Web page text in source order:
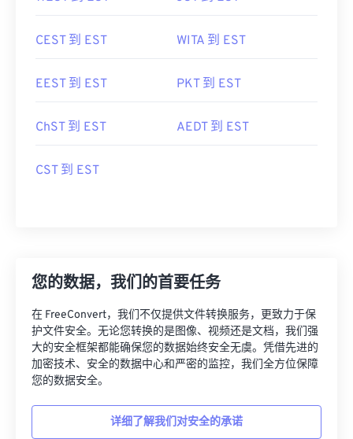
CEST 到 EST WITA 到 EST
EEST 到 EST PKT 到 EST
ChST 到 EST AEDT 到 EST
CST 到 EST
您的数据，我们的首要任务
在 FreeConvert，我们不仅提供文件转换服务，更致力于保
护文件安全。无论您转换的是图像、视频还是文档，我们强
大的安全框架都能确保您的数据始终安全无虞。凭借先进的
加密技术、安全的数据中心和严密的监控，我们全方位保障
您的数据安全。
详细了解我们对安全的承诺